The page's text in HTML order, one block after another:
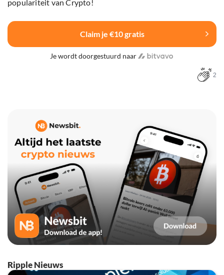
populariteit van Crypto!
Claim je €10 gratis
Je wordt doorgestuurd naar
2
Ripple Nieuws